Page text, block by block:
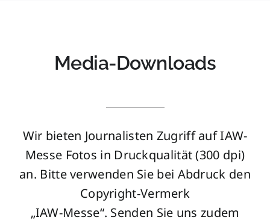
Media-Downloads
Wir bieten Journalisten Zugriff auf IAW-
Messe Fotos in Druckqualität (300 dpi)
an. Bitte verwenden Sie bei Abdruck den
Copyright-Vermerk
„IAW-Messe“. Senden Sie uns zudem